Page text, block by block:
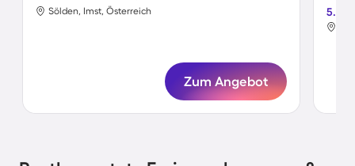
Sölden, Imst, Österreich
Zum Angebot
5.0